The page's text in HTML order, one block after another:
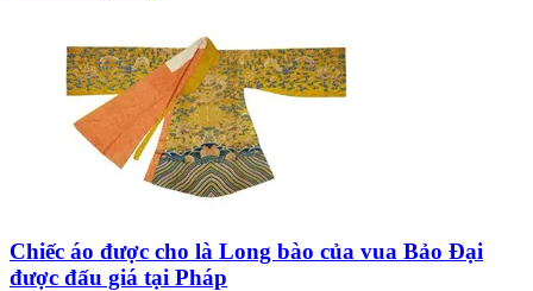
Chiếc áo được cho là Long bào của vua Bảo Đại
được đấu giá tại Pháp